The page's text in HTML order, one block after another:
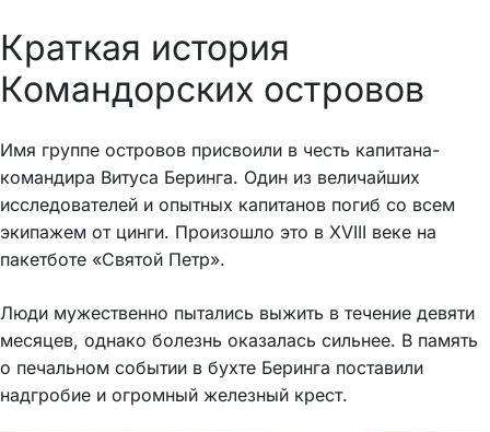
Краткая история
Командорских островов
Имя группе островов присвоили в честь капитана-
командира Витуса Беринга. Один из величайших
исследователей и опытных капитанов погиб со всем
экипажем от цинги. Произошло это в XVIII веке на
пакетботе «Святой Петр».
Люди мужественно пытались выжить в течение девяти
месяцев, однако болезнь оказалась сильнее. В память
о печальном событии в бухте Беринга поставили
надгробие и огромный железный крест.